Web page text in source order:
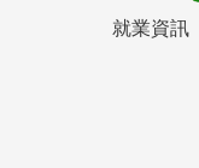
就業資訊